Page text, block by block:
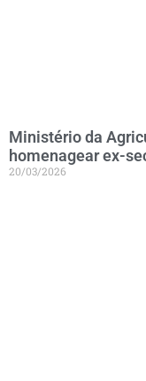
Ministério da
homenagear ex-
20/03/2026